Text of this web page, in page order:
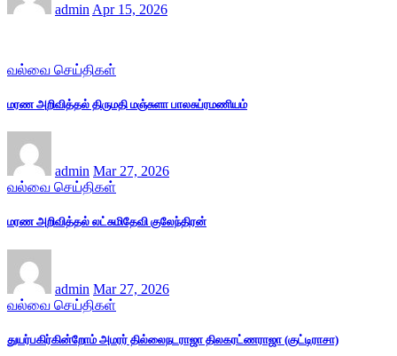
admin Apr 15, 2026
வல்வை செய்திகள்
மரண அறிவித்தல் திருமதி மஞ்சுளா பாலசுப்ரமணியம்
admin Mar 27, 2026
வல்வை செய்திகள்
மரண அறிவித்தல் லட்சுமிதேவி குலேந்திரன்
admin Mar 27, 2026
வல்வை செய்திகள்
துயர்பகிர்கின்றோம் அமரர் தில்லைநடராஜா திலகரட்ணராஜா (குட்டிராசா)